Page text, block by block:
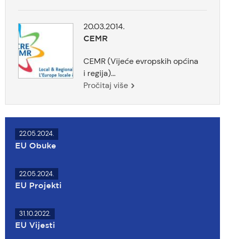
20.03.2014.
CEMR
CEMR (Vijeće evropskih općina
i regija)...
Pročitaj više
22.05.2024.
EU Obuke
22.05.2024.
EU Projekti
31.10.2022.
EU Vijesti